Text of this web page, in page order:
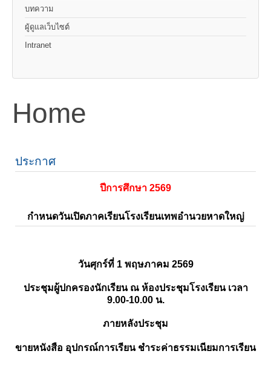
บทความ
ผู้ดูแลเว็บไซต์
Intranet
Home
ประกาศ
ปีการศึกษา 2569
กำหนดวันเปิดภาคเรียนโรงเรียนเทพอำนวยหาดใหญ่
วันศุกร์ที่ 1 พฤษภาคม 2569
ประชุมผู้ปกครองนักเรียน ณ ห้องประชุมโรงเรียน เวลา
9.00-10.00 น.
ภายหลังประชุม
ขายหนังสือ อุปกรณ์การเรียน ชำระค่าธรรมเนียมการเรียน